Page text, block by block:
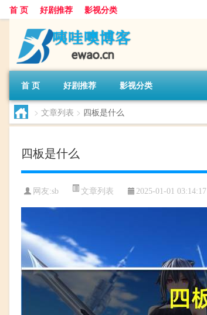
首 页 好剧推荐 影视分类
首 页 好剧推荐 影视分类
> 文章列表 > 四板是什么
四板是什么
网友:sb 文章列表 2025-01-01 03:14:17